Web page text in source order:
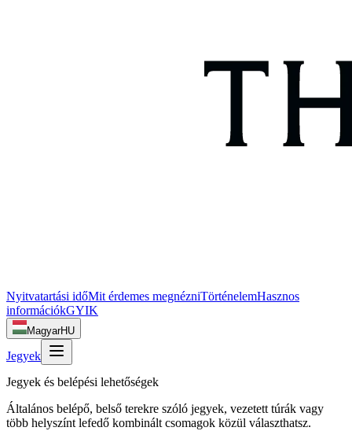
Nyitvatartási időMit érdemes megnézniTörténelemHasznos
információkGYIK
MagyarHU
Jegyek
Jegyek és belépési lehetőségek
Általános belépő, belső terekre szóló jegyek, vezetett túrák vagy
több helyszínt lefedő kombinált csomagok közül választhatsz.